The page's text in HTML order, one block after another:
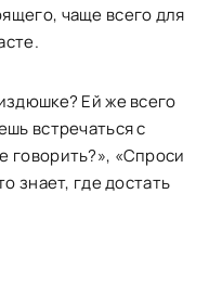
чаще всего для
Ей же всего
встречаться с
говорить?», «Спроси
знает, где достать